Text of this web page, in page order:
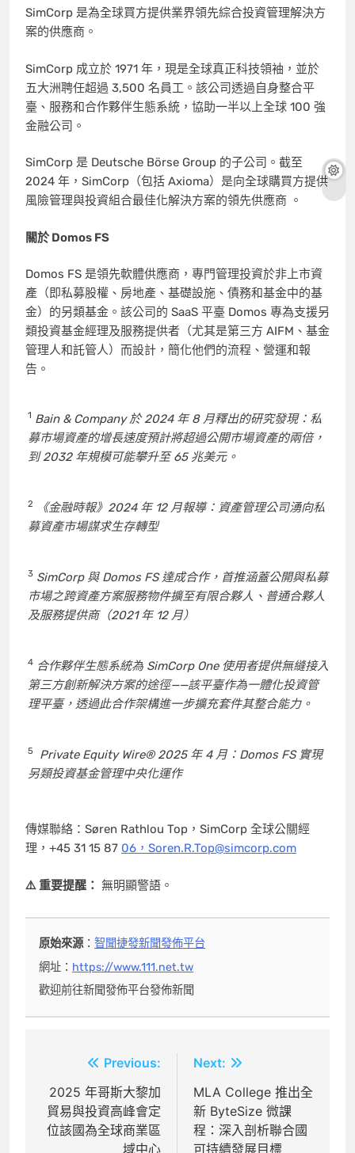
SimCorp 是為全球買方提供業界領先綜合投資管理解決方
案的供應商。
SimCorp 成立於 1971 年，現是全球真正科技領袖，並於
五大洲聘任超過 3,500 名員工。該公司透過自身整合平
臺、服務和合作夥伴生態系統，協助一半以上全球 100 強
金融公司。
SimCorp 是 Deutsche Börse Group 的子公司。截至
2024 年，SimCorp（包括 Axioma）是向全球購買方提供
風險管理與投資組合最佳化解決方案的領先供應商 。
關於 Domos FS
Domos FS 是領先軟體供應商，專門管理投資於非上市資
產（即私募股權、房地產、基礎設施、債務和基金中的基
金）的另類基金。該公司的 SaaS 平臺 Domos 專為支援另
類投資基金經理及服務提供者（尤其是第三方 AIFM、基金
管理人和託管人）而設計，簡化他們的流程、營運和報
告。
1 Bain & Company 於 2024 年 8 月釋出的研究發現：私
募市場資產的增長速度預計將超過公開市場資產的兩倍，
到 2032 年規模可能攀升至 65 兆美元。
2
《金融時報》2024 年 12 月報導：資產管理公司湧向私
募資產市場謀求生存轉型
3 SimCorp 與 Domos FS 達成合作，首推涵蓋公開與私募
市場之跨資產方案服務物件擴至有限合夥人、普通合夥人
及服務提供商（2021 年 12 月）
4 合作夥伴生態系統為 SimCorp One 使用者提供無縫接入
第三方創新解決方案的途徑——該平臺作為一體化投資管
理平臺，透過此合作架構進一步擴充套件其整合能力。
5
Private Equity Wire® 2025 年 4 月：Domos FS 實現
另類投資基金管理中央化運作
傳媒聯絡：Søren Rathlou Top，SimCorp 全球公關經
理，+45 31 15 87 06，Soren.R.Top@simcorp.com
⚠️ 重要提醒： 無明顯警語。
原始來源：智聞捷發新聞發佈平台
網址： https://www.111.net.tw
歡迎前往新聞發佈平台發佈新聞
章
導
Previous:
2025 年哥斯大黎加
貿易與投資高峰會定
位該國為全球商業區
域中心
Next:
MLA College 推出全
新 ByteSize 微課
程：深入剖析聯合國
可持續發展目標